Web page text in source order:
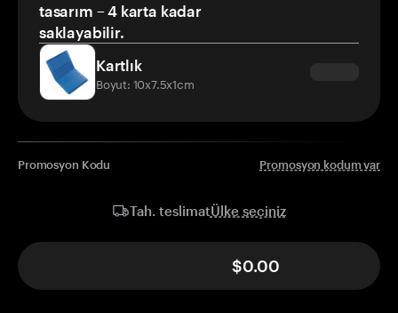
tasarım – 4 karta kadar
saklayabilir.
Kartlık
Boyut: 10x7.5x1cm
Promosyon Kodu Promosyon kodum var
Tah. teslimatÜlke seçiniz
$0.00